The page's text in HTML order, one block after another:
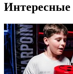
Интересные